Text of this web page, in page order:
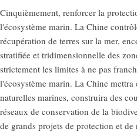
Cinquièmement, renforcer la
l'écosystème marin. La Chine
récupération de terres sur la mer,
stratifiée et tridimensionnelle des
strictement les limites à ne pas
l'écosystème marin. La Chine mettra
naturelles marines, construira des
réseaux de conservation de la
de grands projets de protection et